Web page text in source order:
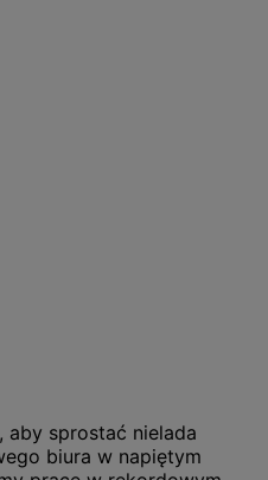
aby sprostać nielada
biura w napiętym